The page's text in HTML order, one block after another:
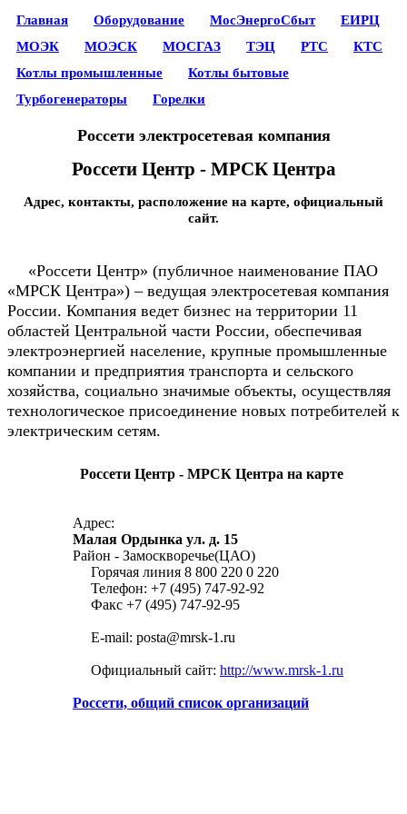
Главная Оборудование МосЭнергоСбыт
ЕИРЦ
МОЭК
МОЭСК МОСГАЗ ТЭЦ РТС
КТС
Котлы промышленные
Котлы бытовые
Турбогенераторы
Горелки
Россети электросетевая компания
Россети Центр - МРСК Центра
Адрес, контакты, расположение на карте, официальный
сайт.
«Россети Центр» (публичное наименование ПАО
«МРСК Центра») – ведущая электросетевая компания
России. Компания ведет бизнес на территории 11
областей Центральной части России, обеспечивая
электроэнергией население, крупные промышленные
компании и предприятия транспорта и сельского
хозяйства, социально значимые объекты, осуществляя
технологическое присоединение новых потребителей к
электрическим сетям.
Россети Центр - МРСК Центра на карте
Адрес:
Малая Ордынка ул. д. 15
Район - Замоскворечье(ЦАО)
Горячая линия 8 800 220 0 220
Телефон: +7 (495) 747-92-92
Факс +7 (495) 747-92-95
E-mail: posta@mrsk-1.ru
Официальный сайт: http://www.mrsk-1.ru
Россети, общий список организаций